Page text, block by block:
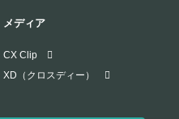
メディア
CX Clip
XD（クロスディー）